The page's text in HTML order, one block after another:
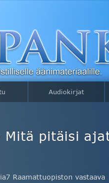
Audiokirjat
pitäisi
Raamattuopiston vastaava